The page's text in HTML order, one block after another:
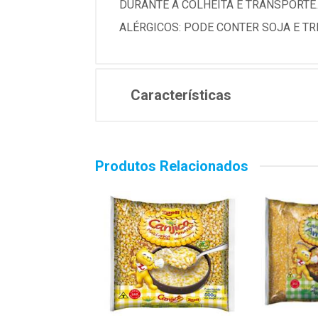
DURANTE A COLHEITA E TRANSPORTE.
ALÉRGICOS: PODE CONTER SOJA E
Características
Produtos Relacionados